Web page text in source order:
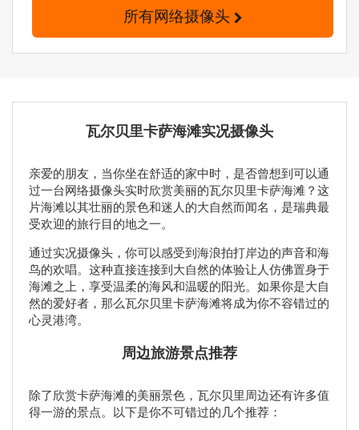
所有网络摄像头
瓦尔贝里卡萨海滩实况摄像头
亲爱的朋友，当你坐在舒适的家中时，是否曾想到可以通
过一台网络摄像头实时欣赏美丽的瓦尔贝里卡萨海滩？这
片海滩以其壮丽的景色和迷人的大自然而闻名，是瑞典最
受欢迎的旅行目的地之一。
通过实况摄像头，你可以感受到海浪拍打岸边的声音和海
鸟的欢唱。这种直接连接到大自然的体验让人仿佛置身于
海滩之上，享受温柔的海风和温暖的阳光。如果你是大自
然的爱好者，那么瓦尔贝里卡萨海滩将成为你不容错过的
心灵港湾。
周边旅游景点推荐
除了欣赏卡萨海滩的美丽景色，瓦尔贝里周边还有许多值
得一游的景点。以下是你不可错过的几个推荐：